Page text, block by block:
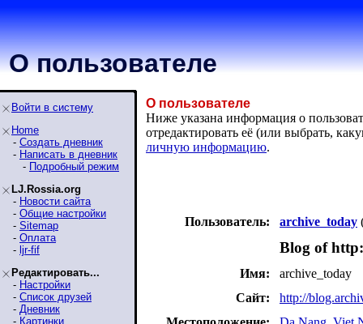
О пользователе
Войти в систему
Home
- Создать дневник
- Написать в дневник
- Подробный режим
LJ.Rossia.org
- Новости сайта
- Общие настройки
- Sitemap
- Оплата
- ljr-fif
Редактировать...
- Настройки
- Список друзей
- Дневник
- Картинки
О пользователе
Ниже указана информация о
отредактировать её (или выбрать,
личную информацию.
Пользователь: archive_today
Blog of
Имя:
archive_today
Сайт:
http://